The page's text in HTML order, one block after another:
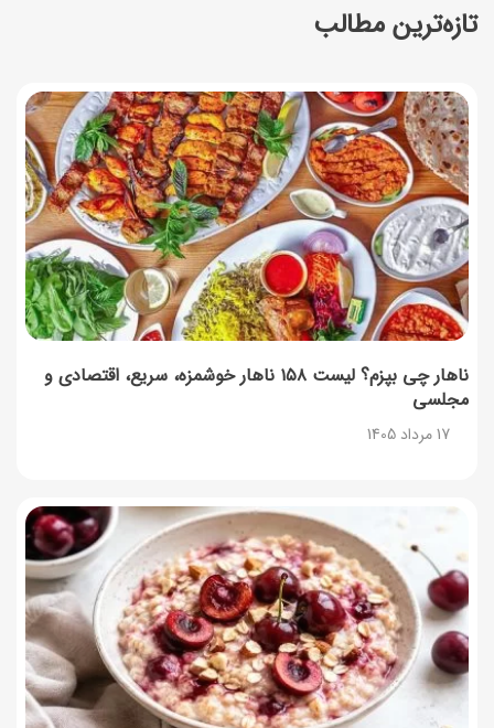
تازه‌ترین مطالب
ناهار چی بپزم؟ لیست ۱۵۸ ناهار خوشمزه، سریع، اقتصادی و
مجلسی
17 مرداد 1405
ساخت فیلم سینمایی «Game of Thrones» رسماً تأیید شد
آموزش گام به گام برنامه شمیم کالابرگ
17 مرداد 1405
لیست شهرهای فعال اُکالا
17 مرداد 1405
روش‌های استعلام کالابرگ (فعال بودن و موجودی)
17 مرداد 1405
نحوه دریافت رمز خرید کالابرگ برای خرید آنلاین (رمز
یکبارمصرف کالابرگ)
17 مرداد 1405
طرز تهیه مارمالاد انجیر خوشرنگ+ نکات شکرک نزدن
16 مرداد 1405